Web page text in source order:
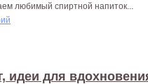
любимый спиртной напиток...
идеи для